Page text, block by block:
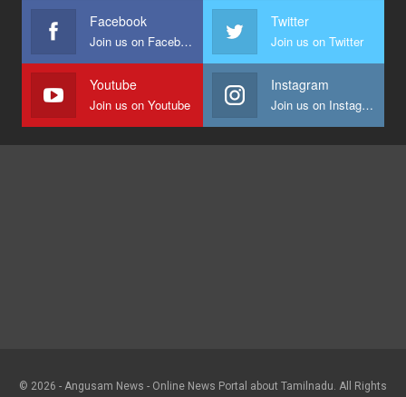
Facebook
Join us on Facebook
Twitter
Join us on Twitter
Youtube
Join us on Youtube
Instagram
Join us on Instagram
© 2026 - Angusam News - Online News Portal about Tamilnadu. All Rights